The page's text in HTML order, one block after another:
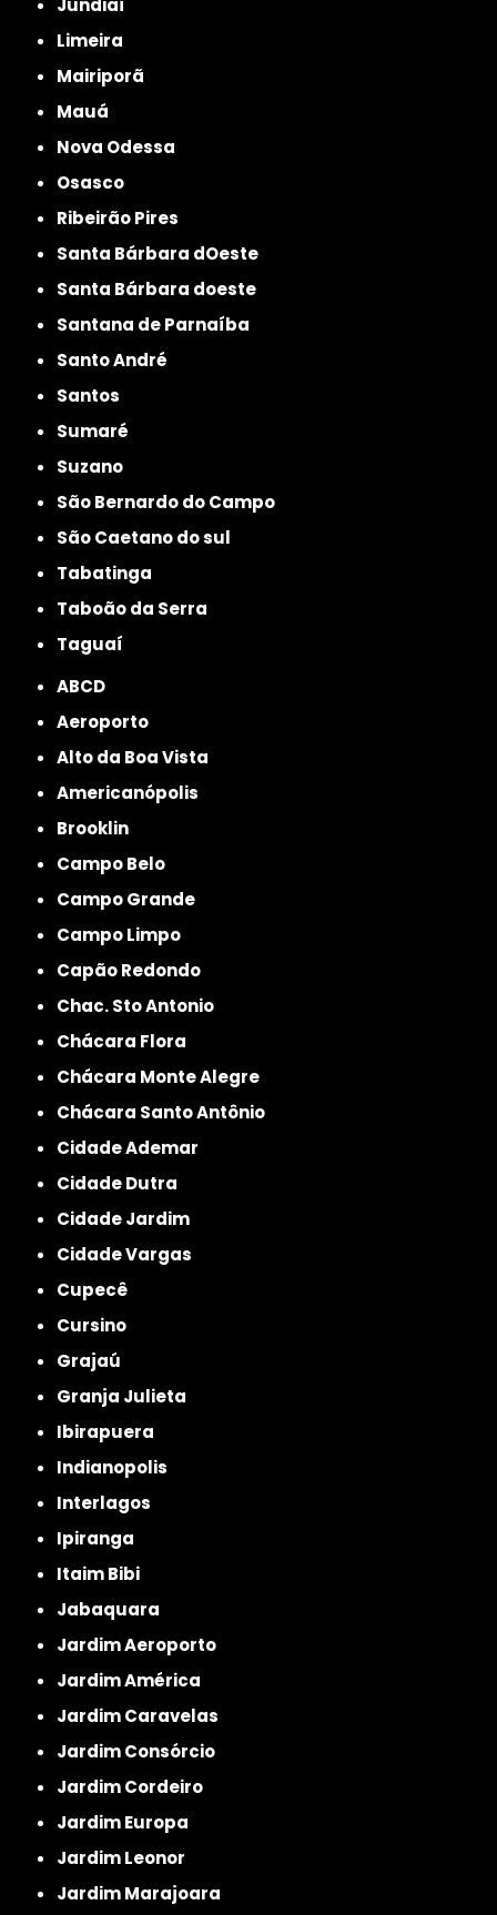
Limeira
Mairiporã
Mauá
Nova Odessa
Osasco
Ribeirão Pires
Santa Bárbara dOeste
Santa Bárbara doeste
Santana de Parnaíba
Santo André
Santos
Sumaré
Suzano
São Bernardo do Campo
São Caetano do sul
Tabatinga
Taboão da Serra
Taguaí
ABCD
Aeroporto
Alto da Boa Vista
Americanópolis
Brooklin
Campo Belo
Campo Grande
Campo Limpo
Capão Redondo
Chac. Sto Antonio
Chácara Flora
Chácara Monte Alegre
Chácara Santo Antônio
Cidade Ademar
Cidade Dutra
Cidade Jardim
Cidade Vargas
Cupecê
Cursino
Grajaú
Granja Julieta
Ibirapuera
Indianopolis
Interlagos
Ipiranga
Itaim Bibi
Jabaquara
Jardim Aeroporto
Jardim América
Jardim Caravelas
Jardim Consórcio
Jardim Cordeiro
Jardim Europa
Jardim Leonor
Jardim Marajoara